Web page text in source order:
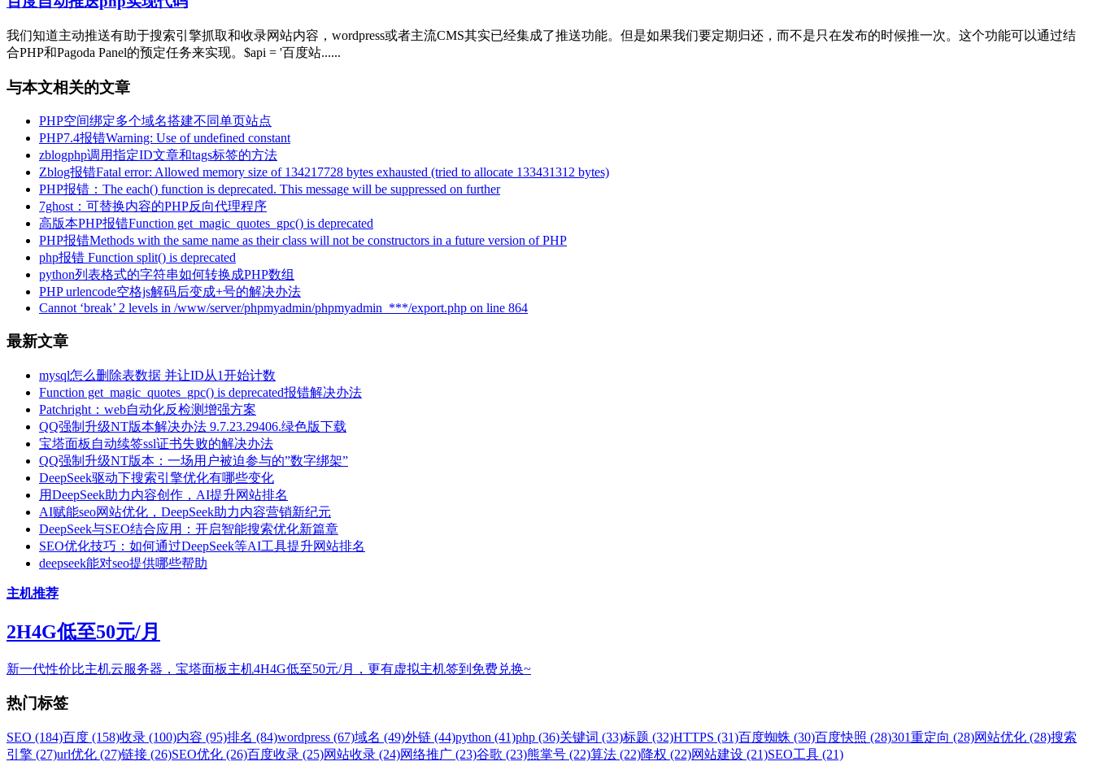
我们知道主动推送有助于搜索引擎抓取和收录网站内容，wordpress或者主流CMS其实已经集成了推送功能。但是如果我们要定期归还，而不是只在发布的时候推一次。这个功能可以通过结
合PHP和Pagoda Panel的预定任务来实现。$api = '百度站......
与本文相关的文章
PHP空间绑定多个域名搭建不同单页站点
PHP7.4报错Warning: Use of undefined constant
zblogphp调用指定ID文章和tags标签的方法
Zblog报错Fatal error: Allowed memory size of 134217728 bytes exhausted (tried to allocate 133431312 bytes)
PHP报错：The each() function is deprecated. This message will be suppressed on further
7ghost：可替换内容的PHP反向代理程序
高版本PHP报错Function get_magic_quotes_gpc() is deprecated
PHP报错Methods with the same name as their class will not be constructors in a future version of PHP
php报错 Function split() is deprecated
python列表格式的字符串如何转换成PHP数组
PHP urlencode空格js解码后变成+号的解决办法
Cannot ‘break’ 2 levels in /www/server/phpmyadmin/phpmyadmin_***/export.php on line 864
最新文章
mysql怎么删除表数据 并让ID从1开始计数
Function get_magic_quotes_gpc() is deprecated报错解决办法
Patchright：web自动化反检测增强方案
QQ强制升级NT版本解决办法 9.7.23.29406.绿色版下载
宝塔面板自动续签ssl证书失败的解决办法
QQ强制升级NT版本：一场用户被迫参与的”数字绑架”
DeepSeek驱动下搜索引擎优化有哪些变化
用DeepSeek助力内容创作，AI提升网站排名
AI赋能seo网站优化，DeepSeek助力内容营销新纪元
DeepSeek与SEO结合应用：开启智能搜索优化新篇章
SEO优化技巧：如何通过DeepSeek等AI工具提升网站排名
deepseek能对seo提供哪些帮助
主机推荐
2H4G低至50元/月
新一代性价比主机云服务器，宝塔面板主机4H4G低至50元/月，更有虚拟主机签到免费兑换~
热门标签
SEO (184)百度 (158)收录 (100)内容 (95)排名 (84)wordpress (67)域名 (49)外链 (44)python (41)php (36)关键词 (33)标题 (32)HTTPS (31)百度蜘蛛 (30)百度快照 (28)301重定向 (28)网站优化 (28)搜索
引擎 (27)url优化 (27)链接 (26)SEO优化 (26)百度收录 (25)网站收录 (24)网络推广 (23)谷歌 (23)熊掌号 (22)算法 (22)降权 (22)网站建设 (21)SEO工具 (21)